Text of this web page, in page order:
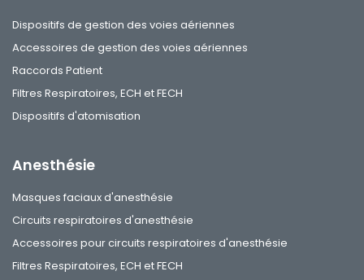
Dispositifs de gestion des voies aériennes
Accessoires de gestion des voies aériennes
Raccords Patient
Filtres Respiratoires, ECH et FECH
Dispositifs d'atomisation
Anesthésie
Masques faciaux d'anesthésie
Circuits respiratoires d'anesthésie
Accessoires pour circuits respiratoires d'anesthésie
Filtres Respiratoires, ECH et FECH